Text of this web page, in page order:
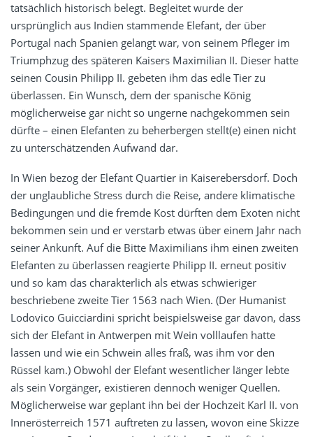
tatsächlich historisch belegt. Begleitet wurde der
ursprünglich aus Indien stammende Elefant, der über
Portugal nach Spanien gelangt war, von seinem Pfleger im
Triumphzug des späteren Kaisers Maximilian II. Dieser hatte
seinen Cousin Philipp II. gebeten ihm das edle Tier zu
überlassen. Ein Wunsch, dem der spanische König
möglicherweise gar nicht so ungerne nachgekommen sein
dürfte – einen Elefanten zu beherbergen stellt(e) einen nicht
zu unterschätzenden Aufwand dar.
In Wien bezog der Elefant Quartier in Kaiserebersdorf. Doch
der unglaubliche Stress durch die Reise, andere klimatische
Bedingungen und die fremde Kost dürften dem Exoten nicht
bekommen sein und er verstarb etwas über einem Jahr nach
seiner Ankunft. Auf die Bitte Maximilians ihm einen zweiten
Elefanten zu überlassen reagierte Philipp II. erneut positiv
und so kam das charakterlich als etwas schwieriger
beschriebene zweite Tier 1563 nach Wien. (Der Humanist
Lodovico Guicciardini spricht beispielsweise gar davon, dass
sich der Elefant in Antwerpen mit Wein volllaufen hatte
lassen und wie ein Schwein alles fraß, was ihm vor den
Rüssel kam.) Obwohl der Elefant wesentlicher länger lebte
als sein Vorgänger, existieren dennoch weniger Quellen.
Möglicherweise war geplant ihn bei der Hochzeit Karl II. von
Innerösterreich 1571 auftreten zu lassen, wovon eine Skizze